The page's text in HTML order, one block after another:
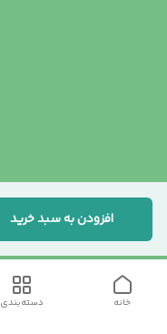
افزودن به سبد خرید
دسته‌بندی خانه